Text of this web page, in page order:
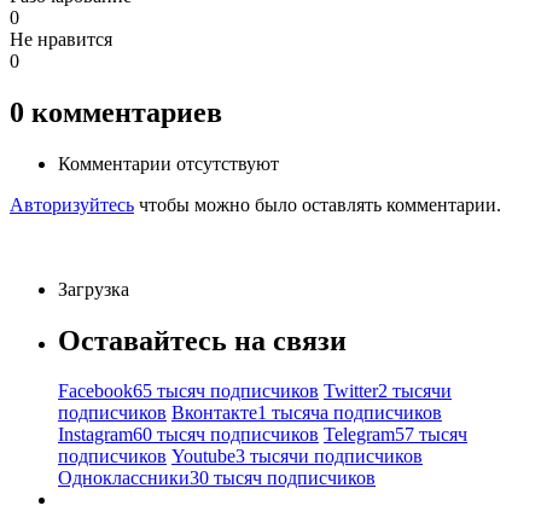
0
Не нравится
0
0 комментариев
Комментарии отсутствуют
Авторизуйтесь чтобы можно было оставлять комментарии.
Загрузка
Оставайтесь на связи
Facebook65 тысяч подписчиков Twitter2 тысячи
подписчиков Вконтакте1 тысяча подписчиков
Instagram60 тысяч подписчиков Telegram57 тысяч
подписчиков Youtube3 тысячи подписчиков
Одноклассники30 тысяч подписчиков